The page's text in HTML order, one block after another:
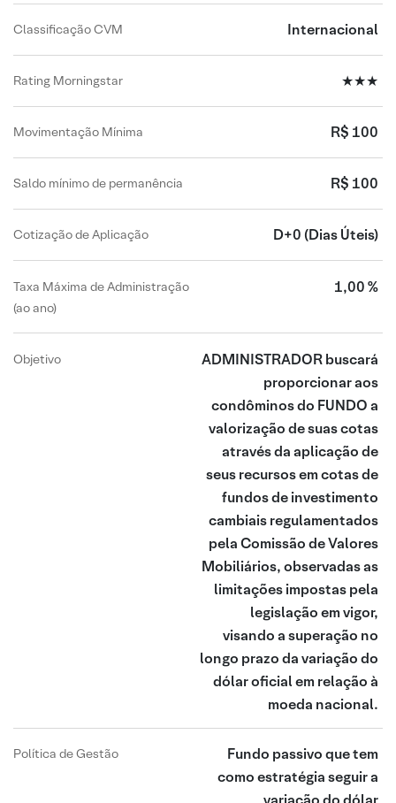
Classificação CVM Internacional
Rating Morningstar ★★★
Movimentação Mínima R$ 100
Saldo mínimo de permanência R$ 100
Cotização de Aplicação D+0 (Dias Úteis)
Taxa Máxima de Administração
(ao ano)
1,00 %
Objetivo
ADMINISTRADOR buscará
proporcionar aos
condôminos do FUNDO a
valorização de suas cotas
através da aplicação de
seus recursos em cotas de
fundos de investimento
cambiais regulamentados
pela Comissão de Valores
Mobiliários, observadas as
limitações impostas pela
legislação em vigor,
visando a superação no
longo prazo da variação do
dólar oficial em relação à
moeda nacional.
Política de Gestão
Fundo passivo que tem
como estratégia seguir a